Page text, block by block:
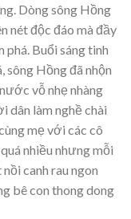
Dòng sông Hồng
nét độc đáo mà đầy
Buổi sáng tinh
sông Hồng đã nhộn
vỗ nhẹ nhàng
dân làm nghề chài
mẹ với các cô
nhiều nhưng mỗi
canh rau ngon
bê con thong dong